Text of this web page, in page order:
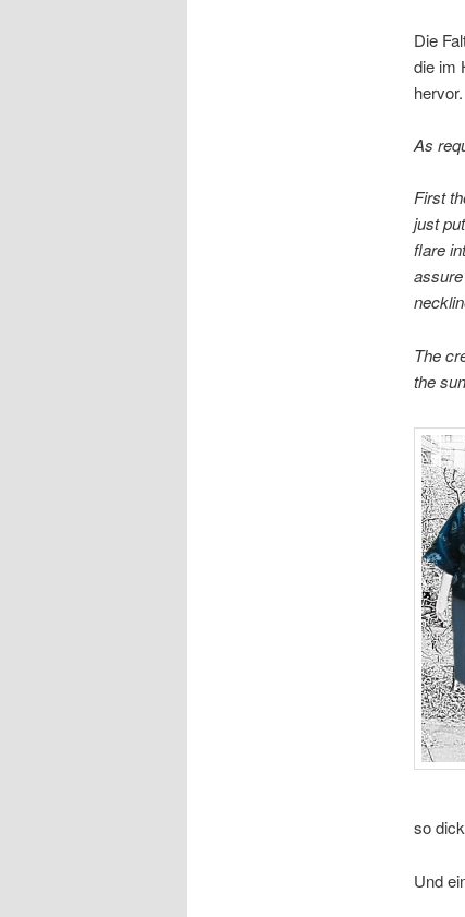
Die
die im
hervor.
As
First
just
flare
The
the
so
Und